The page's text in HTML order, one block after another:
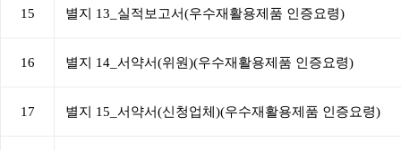
15 별지 13_실적보고서(우수재활용제품 인증요령)
16 별지 14_서약서(위원)(우수재활용제품 인증요령)
17 별지 15_서약서(신청업체)(우수재활용제품 인증요령)